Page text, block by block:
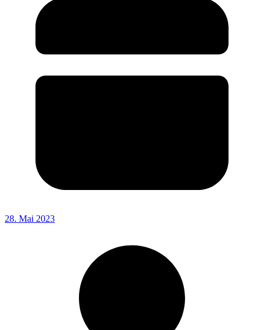
28. Mai 2023